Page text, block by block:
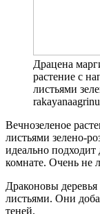
Драцена
растение с
листьями
Вечнозеленое
листьями зелено-
идеально
комнате. Очень не
Драконовы
листьями. Они
теней.